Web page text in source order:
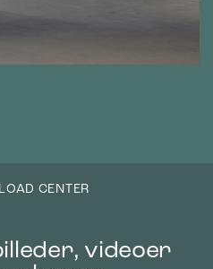
CENTER
videoer